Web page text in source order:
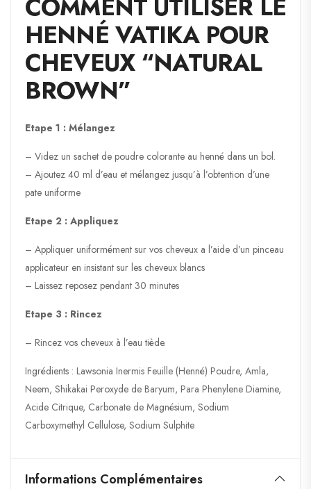
COMMENT UTILISER LE
HENNÉ VATIKA POUR
CHEVEUX “NATURAL
BROWN”
Etape 1 : Mélangez
– Videz un sachet de poudre colorante au henné dans un bol.
– Ajoutez 40 ml d’eau et mélangez jusqu’à l’obtention d’une
pate uniforme
Etape 2 : Appliquez
– Appliquer uniformément sur vos cheveux a l’aide d’un pinceau
applicateur en insistant sur les cheveux blancs
– Laissez reposez pendant 30 minutes
Etape 3 : Rincez
– Rincez vos cheveux à l’eau tiède.
Ingrédients : Lawsonia Inermis Feuille (Henné) Poudre, Amla,
Neem, Shikakai Peroxyde de Baryum, Para Phenylene Diamine,
Acide Citrique, Carbonate de Magnésium, Sodium
Carboxymethyl Cellulose, Sodium Sulphite
Informations Complémentaires